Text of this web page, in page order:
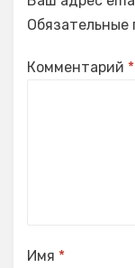
Обязательные
Комментарий *
Имя *